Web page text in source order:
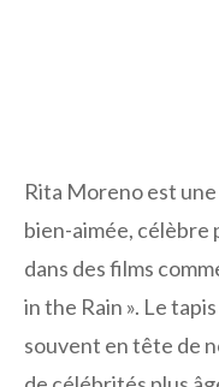
Rita Moreno est
bien-aimée, célèbre
dans des films
in the Rain ». Le
souvent en tête de